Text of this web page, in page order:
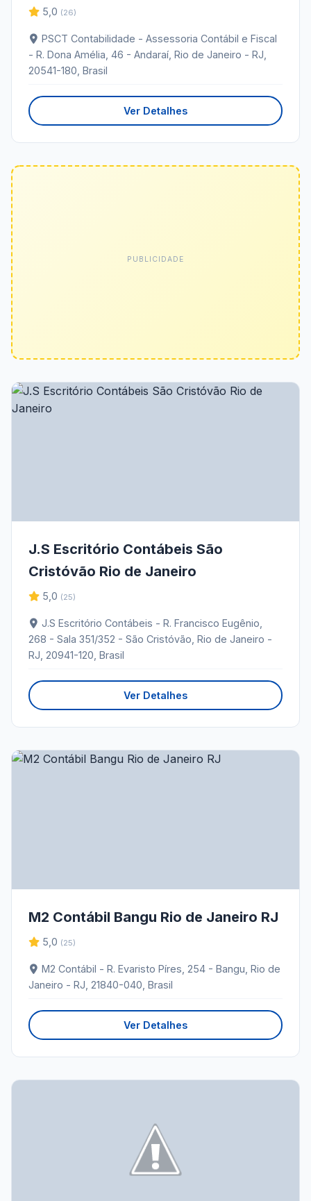
5,0 (26)
PSCT Contabilidade - Assessoria Contábil e Fiscal
- R. Dona Amélia, 46 - Andaraí, Rio de Janeiro - RJ,
20541-180, Brasil
Ver Detalhes
J.S Escritório Contábeis São
Cristóvão Rio de Janeiro
5,0 (25)
J.S Escritório Contábeis - R. Francisco Eugênio,
268 - Sala 351/352 - São Cristóvão, Rio de Janeiro -
RJ, 20941-120, Brasil
Ver Detalhes
M2 Contábil Bangu Rio de Janeiro RJ
5,0 (25)
M2 Contábil - R. Evaristo Píres, 254 - Bangu, Rio de
Janeiro - RJ, 21840-040, Brasil
Ver Detalhes